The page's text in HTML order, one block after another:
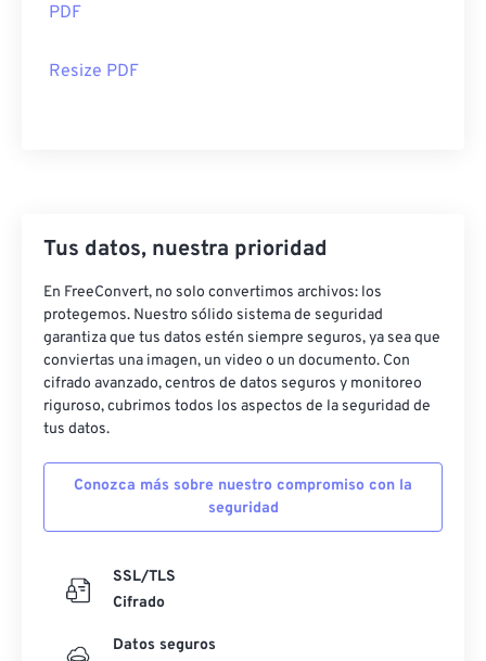
PDF
Resize PDF
Tus datos, nuestra prioridad
En FreeConvert, no solo convertimos archivos: los
protegemos. Nuestro sólido sistema de seguridad
garantiza que tus datos estén siempre seguros, ya sea que
conviertas una imagen, un video o un documento. Con
cifrado avanzado, centros de datos seguros y monitoreo
riguroso, cubrimos todos los aspectos de la seguridad de
tus datos.
Conozca más sobre nuestro compromiso con la
seguridad
SSL/TLS
Cifrado
Datos seguros